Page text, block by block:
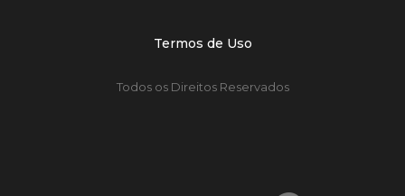
Termos de Uso
Todos os Direitos Reservados